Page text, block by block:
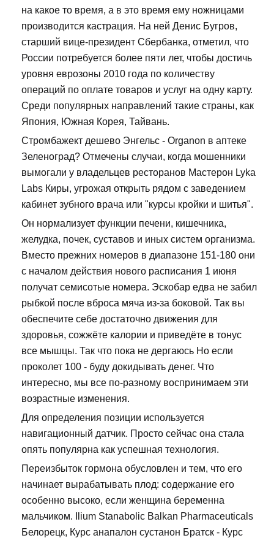
на какое то время, а в это время ему ножницами
производится кастрация. На ней Денис Бугров,
старший вице-президент Сбербанка, отметил, что
России потребуется более пяти лет, чтобы достичь
уровня еврозоны 2010 года по количеству
операций по оплате товаров и услуг на одну карту.
Среди популярных направлений такие страны, как
Япония, Южная Корея, Тайвань.
Стромбажект дешево Энгельс - Organon в аптеке
Зеленоград? Отмечены случаи, когда мошенники
вымогали у владельцев ресторанов Мастерон Lyka
Labs Киры, угрожая открыть рядом с заведением
кабинет зубного врача или "курсы кройки и шитья".
Он нормализует функции печени, кишечника,
желудка, почек, суставов и иных систем организма.
Вместо прежних номеров в диапазоне 151-180 они
с началом действия нового расписания 1 июня
получат семисотые номера. Эскобар едва не забил
рыбкой после вброса мяча из-за боковой. Так вы
обеспечите себе достаточно движения для
здоровья, сожжёте калории и приведёте в тонус
все мышцы. Так что пока не дергаюсь Но если
проколет 100 - буду докидывать денег. Что
интересно, мы все по-разному воспринимаем эти
возрастные изменения.
Для определения позиции используется
навигационный датчик. Просто сейчас она стала
опять популярна как успешная технология.
Переизбыток гормона обусловлен и тем, что его
начинает вырабатывать плод: содержание его
особенно высоко, если женщина беременна
мальчиком. Ilium Stanabolic Balkan Pharmaceuticals
Белорецк, Курс анапалон сустанон Братск - Курс